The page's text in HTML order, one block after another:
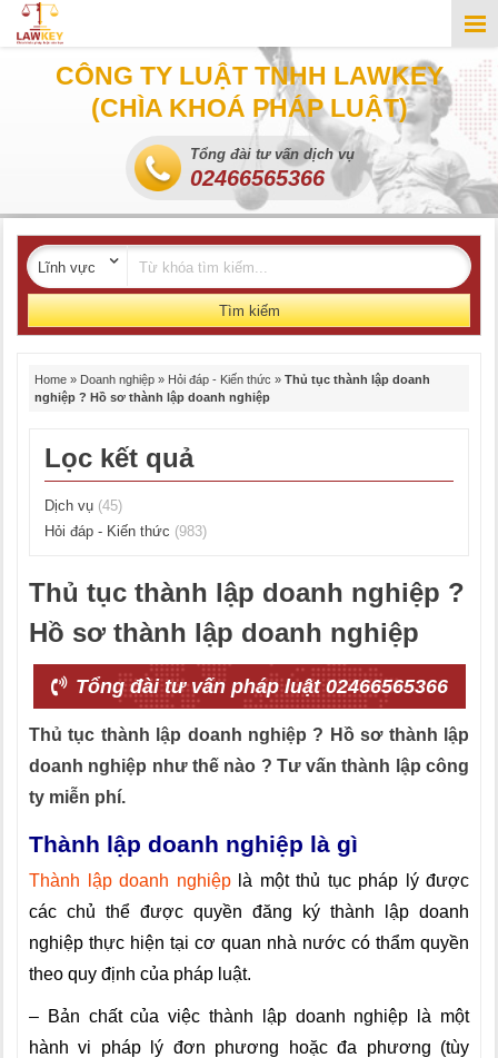
CÔNG TY LUẬT TNHH LAWKEY
(CHÌA KHOÁ PHÁP LUẬT)
Tổng đài tư vấn dịch vụ
02466565366
Tìm kiếm
Home » Doanh nghiệp » Hỏi đáp - Kiến thức » Thủ tục thành lập doanh
nghiệp ? Hồ sơ thành lập doanh nghiệp
Lọc kết quả
Dịch vụ (45)
Hỏi đáp - Kiến thức (983)
Thủ tục thành lập doanh nghiệp ?
Hồ sơ thành lập doanh nghiệp
Tổng đài tư vấn pháp luật 02466565366
Thủ tục thành lập doanh nghiệp ? Hồ sơ thành lập
doanh nghiệp như thế nào ? Tư vấn thành lập công
ty miễn phí.
Thành lập doanh nghiệp là gì
Thành lập doanh nghiệplà một thủ tục pháp lý được
các chủ thể được quyền đăng ký thành lập doanh
nghiệp thực hiện tại cơ quan nhà nước có thẩm quyền
theo quy định của pháp luật.
– Bản chất của việc thành lập doanh nghiệp là một
hành vi pháp lý đơn phương hoặc đa phương (tùy